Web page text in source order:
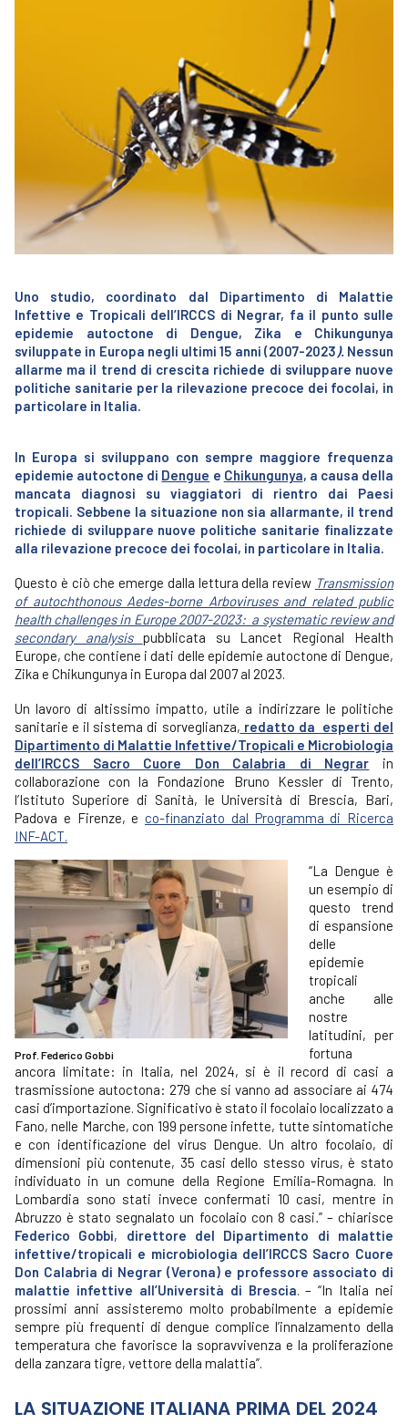
Uno studio, coordinato dal Dipartimento di Malattie
Infettive e Tropicali dell’IRCCS di Negrar, fa il punto sulle
epidemie autoctone di Dengue, Zika e Chikungunya
sviluppate in Europa negli ultimi 15 anni (2007-2023). Nessun
allarme ma il trend di crescita richiede di sviluppare nuove
politiche sanitarie per la rilevazione precoce dei focolai, in
particolare in Italia.
In Europa si sviluppano con sempre maggiore frequenza
epidemie autoctone di Dengue e Chikungunya, a causa della
mancata diagnosi su viaggiatori di rientro dai Paesi
tropicali. Sebbene la situazione non sia allarmante, il trend
richiede di sviluppare nuove politiche sanitarie finalizzate
alla rilevazione precoce dei focolai, in particolare in Italia.
Questo è ciò che emerge dalla lettura della review Transmission
of autochthonous Aedes-borne Arboviruses and related public
health challenges in Europe 2007-2023: a systematic review and
secondary analysis pubblicata su Lancet Regional Health
Europe, che contiene i dati delle epidemie autoctone di Dengue,
Zika e Chikungunya in Europa dal 2007 al 2023.
Un lavoro di altissimo impatto, utile a indirizzare le politiche
sanitarie e il sistema di sorveglianza, redatto da esperti del
Dipartimento di Malattie Infettive/Tropicali e Microbiologia
dell’IRCCS Sacro Cuore Don Calabria di Negrar in
collaborazione con la Fondazione Bruno Kessler di Trento,
l’Istituto Superiore di Sanità, le Università di Brescia, Bari,
Padova e Firenze, e co-finanziato dal Programma di Ricerca
INF-ACT.
Prof. Federico Gobbi
“La Dengue è
un esempio di
questo trend
di espansione
delle
epidemie
tropicali
anche alle
nostre
latitudini, per
fortuna
ancora limitate: in Italia, nel 2024, si è il record di casi a
trasmissione autoctona: 279 che si vanno ad associare ai 474
casi d’importazione. Significativo è stato il focolaio localizzato a
Fano, nelle Marche, con 199 persone infette, tutte sintomatiche
e con identificazione del virus Dengue. Un altro focolaio, di
dimensioni più contenute, 35 casi dello stesso virus, è stato
individuato in un comune della Regione Emilia-Romagna. In
Lombardia sono stati invece confermati 10 casi, mentre in
Abruzzo è stato segnalato un focolaio con 8 casi.” – chiarisce
Federico Gobbi, direttore del Dipartimento di malattie
infettive/tropicali e microbiologia dell’IRCCS Sacro Cuore
Don Calabria di Negrar (Verona) e professore associato di
malattie infettive all’Università di Brescia. – “In Italia nei
prossimi anni assisteremo molto probabilmente a epidemie
sempre più frequenti di dengue complice l’innalzamento della
temperatura che favorisce la sopravvivenza e la proliferazione
della zanzara tigre, vettore della malattia”.
LA SITUAZIONE ITALIANA PRIMA DEL 2024